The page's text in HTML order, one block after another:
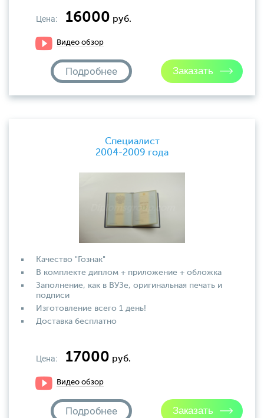
Цена: 16000 руб.
Видео обзор
Подробнее
Специалист
2004-2009 года
Качество "Гознак"
В комплекте диплом + приложение + обложка
Заполнение, как в ВУЗе, оригинальная печать и
подписи
Изготовление всего 1 день!
Доставка бесплатно
Цена: 17000 руб.
Видео обзор
Подробнее